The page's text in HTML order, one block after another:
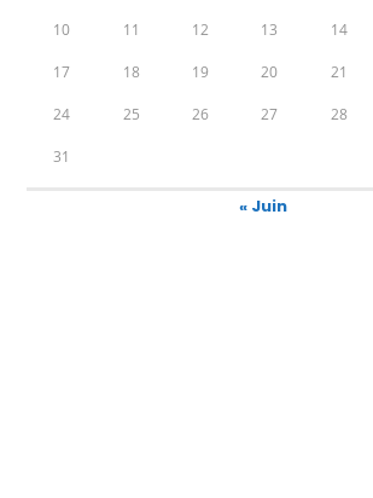
10 11 12 13 14
17 18 19 20 21
24 25 26 27 28
31
« Juin